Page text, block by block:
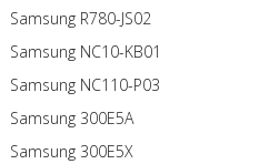
Samsung R780-JS02
Samsung NC10-KB01
Samsung NC110-P03
Samsung 300E5A
Samsung 300E5X